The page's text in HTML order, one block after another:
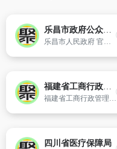
乐昌市政府公众信息网
乐昌市人民政府 官方网站
福建省工商行政管理局
福建省工商行政管理局红盾信息网。
四川省医疗保障局